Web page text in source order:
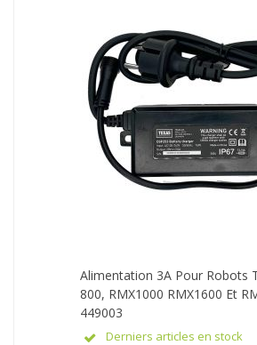
Alimentation 3A Pour Robots
800, RMX1000 RMX1600 Et
449003
Derniers articles en stock